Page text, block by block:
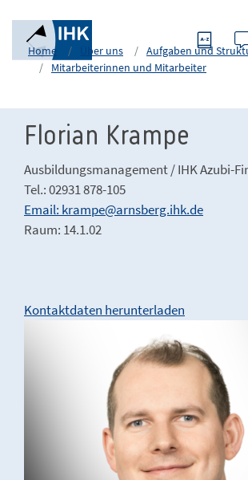
Home Über uns
Aufgaben und
Mitarbeiterinnen und Mitarbeiter
Florian Krampe
Ausbildungsmanagement / IHK Azubi-
Tel.: 02931 878-105
Email: krampe@arnsberg.ihk.de
Raum: 14.1.02
Kontaktdaten herunterladen